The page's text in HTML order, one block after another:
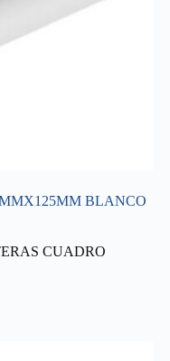
BLANCO
CUADRO